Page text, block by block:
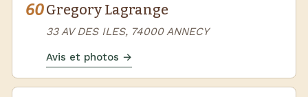
60Gregory Lagrange
33 AV DES ILES, 74000 ANNECY
Avis et photos →